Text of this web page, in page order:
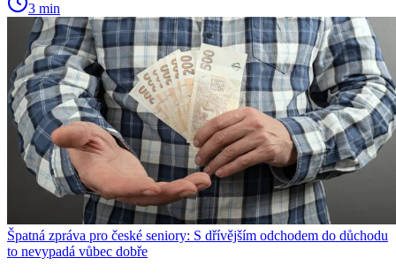
3 min
Špatná zpráva pro české seniory: S dřívějším odchodem do důchodu
to nevypadá vůbec dobře